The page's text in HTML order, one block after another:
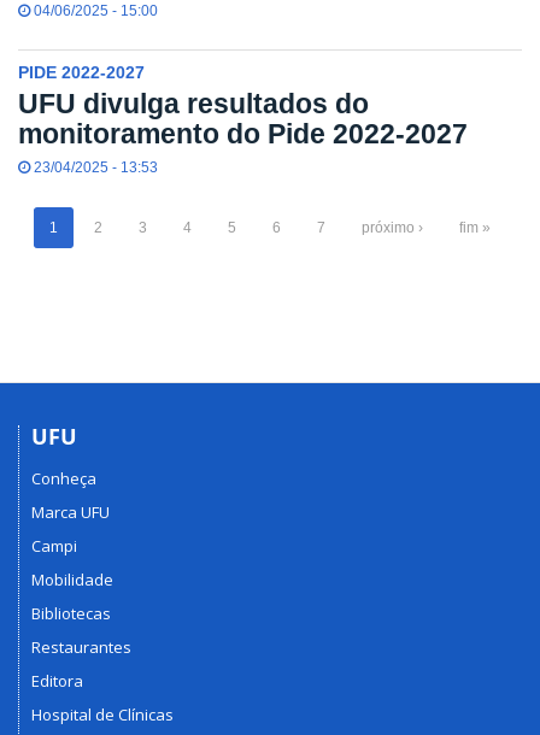
04/06/2025 - 15:00
PIDE 2022-2027
UFU divulga resultados do
monitoramento do Pide 2022-2027
23/04/2025 - 13:53
1 2 3 4 5 6 7 próximo › fim »
UFU
Conheça
Marca UFU
Campi
Mobilidade
Bibliotecas
Restaurantes
Editora
Hospital de Clínicas